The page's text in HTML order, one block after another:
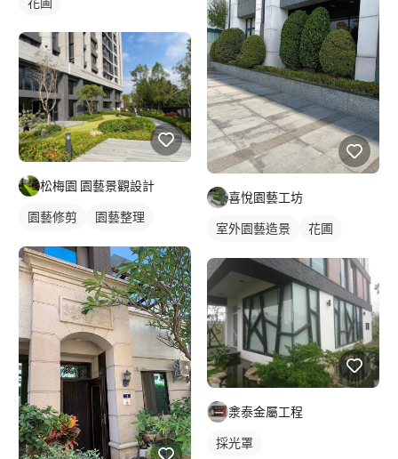
松梅園 園藝景觀設計
園藝修剪 園藝整理
喜悅園藝工坊
室外園藝造景 花圃
淾泰金屬工程
採光罩